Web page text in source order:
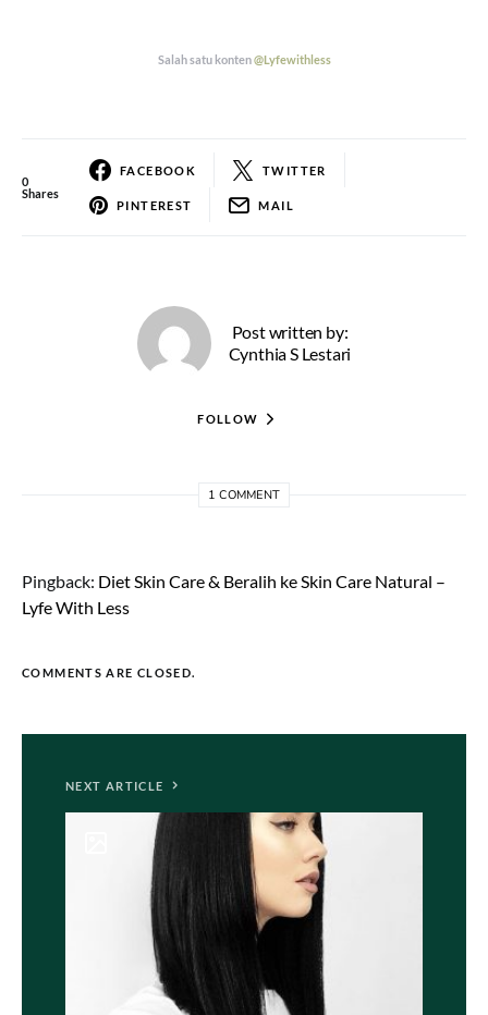
Salah satu konten@Lyfewithless
0
Shares
FACEBOOK TWITTER
PINTEREST MAIL
Post written by:
Cynthia S Lestari
FOLLOW
1 COMMENT
Pingback: Diet Skin Care & Beralih ke Skin Care Natural –
Lyfe With Less
COMMENTS ARE CLOSED.
NEXT ARTICLE